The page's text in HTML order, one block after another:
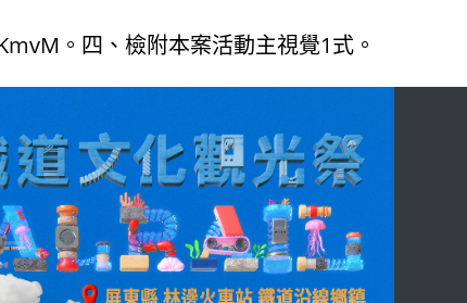
。四、檢附本案活動主視覺1式。